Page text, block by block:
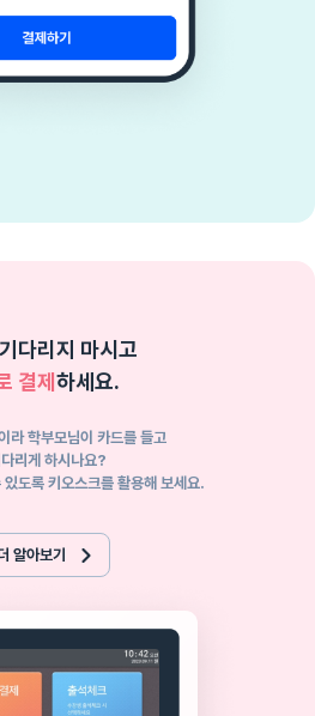
다리지 마시고
결제 하세요.
라 학부모님이 카드를 들고
리게 하시나요?
도록 키오스크를 활용해 보세요.
알아보기